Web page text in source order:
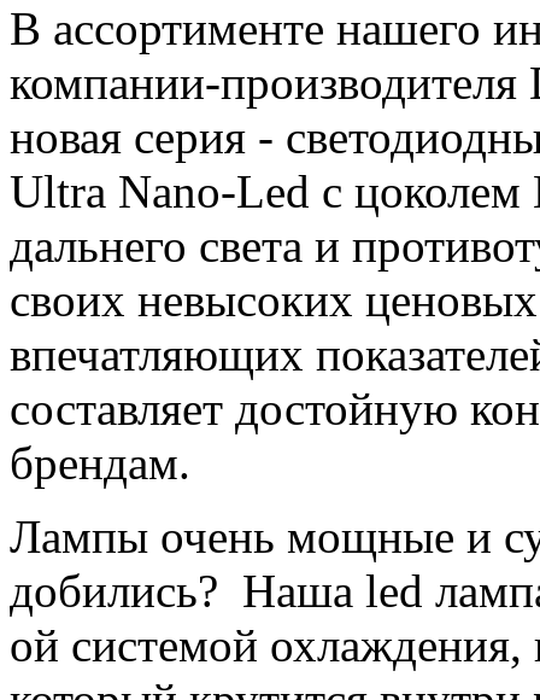
В ассортименте нашего
компании-производителя
новая серия -
Ultra Nano-Led с цоколем
дальнего света и
своих невысоких
впечатляющих
составляет достойную
брендам.
Лампы очень мощные и
добились? Наша led
ой системой